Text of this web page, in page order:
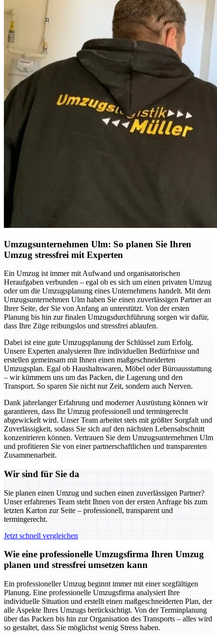
Umzugsunternehmen Ulm: So planen Sie Ihren
Umzug stressfrei mit Experten
Ein Umzug ist immer mit Aufwand und organisatorischen
Heraufgaben verbunden – egal ob es sich um einen privaten Umzug
oder um die Umzugsplanung eines Unternehmens handelt. Mit dem
Umzugsunternehmen Ulm haben Sie einen zuverlässigen Partner an
Ihrer Seite, der Sie von Anfang an unterstützt. Von der ersten
Planung bis hin zur finalen Umzugsdurchführung sorgen wir dafür,
dass Ihre Züge reibungslos und stressfrei ablaufen.
Dabei ist eine gute Umzugsplanung der Schlüssel zum Erfolg.
Unsere Experten analysieren Ihre individuellen Bedürfnisse und
erstellen gemeinsam mit Ihnen einen maßgeschneiderten
Umzugsplan. Egal ob Haushaltswaren, Möbel oder Büroausstattung
– wir kümmern uns um das Packen, die Lagerung und den
Transport. So sparen Sie nicht nur Zeit, sondern auch Nerven.
Dank jahrelanger Erfahrung und moderner Ausrüstung können wir
garantieren, dass Ihr Umzug professionell und termingerecht
abgewickelt wird. Unser Team arbeitet stets mit größter Sorgfalt und
Zuverlässigkeit, sodass Sie sich auf den nächsten Lebensabschnitt
konzentrieren können. Vertrauen Sie dem Umzugsunternehmen Ulm
und profitieren Sie von einer partnerschaftlichen und transparenten
Zusammenarbeit.
Wir sind für Sie da
Sie planen einen Umzug und suchen einen zuverlässigen Partner?
Unser erfahrenes Team steht Ihnen von der ersten Anfrage bis zum
letzten Karton zur Seite – professionell, transparent und
termingerecht.
Jetzt schnell vergleichen
Wie eine professionelle Umzugsfirma Ihren Umzug
planen und stressfrei umsetzen kann
Ein professioneller Umzug beginnt immer mit einer sorgfältigen
Planung. Eine professionelle Umzugsfirma analysiert Ihre
individuelle Situation und erstellt einen maßgeschneiderten Plan, der
alle Aspekte Ihres Umzugs berücksichtigt. Von der Terminplanung
über das Packen bis hin zur Organisation des Transports – alles wird
so gestaltet, dass Sie möglichst wenig Stress haben.